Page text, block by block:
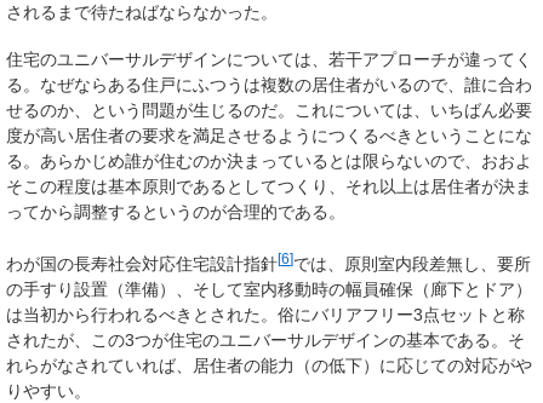
されるまで待たねばならなかった。
住宅のユニバーサルデザインについては、若干アプローチが違ってく
る。なぜならある住戸にふつうは複数の居住者がいるので、誰に合わ
せるのか、という問題が生じるのだ。これについては、いちばん必要
度が高い居住者の要求を満足させるようにつくるべきということにな
る。あらかじめ誰が住むのか決まっているとは限らないので、おおよ
そこの程度は基本原則であるとしてつくり、それ以上は居住者が決ま
ってから調整するというのが合理的である。
わが国の長寿社会対応住宅設計指針[6]では、原則室内段差無し、要所
の手すり設置（準備）、そして室内移動時の幅員確保（廊下とドア）
は当初から行われるべきとされた。俗にバリアフリー3点セットと称
されたが、この3つが住宅のユニバーサルデザインの基本である。そ
れらがなされていれば、居住者の能力（の低下）に応じての対応がや
りやすい。